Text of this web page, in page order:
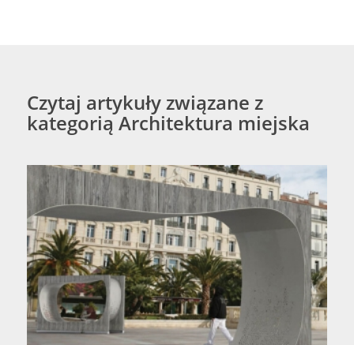
Czytaj artykuły związane z
kategorią Architektura miejska